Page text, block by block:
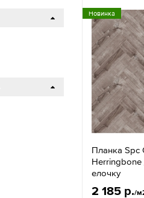
Новинка
Планка Spc
елочку
2 185 р./